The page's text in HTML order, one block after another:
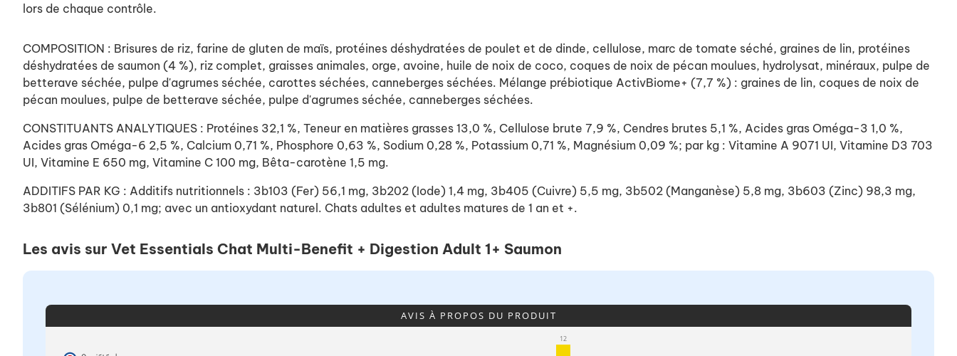
lors de chaque contrôle.
COMPOSITION : Brisures de riz, farine de gluten de maïs, protéines déshydratées de poulet et de dinde, cellulose, marc de tomate séché, graines de lin, protéines
déshydratées de saumon (4 %), riz complet, graisses animales, orge, avoine, huile de noix de coco, coques de noix de pécan moulues, hydrolysat, minéraux, pulpe de
betterave séchée, pulpe d'agrumes séchée, carottes séchées, canneberges séchées. Mélange prébiotique ActivBiome+ (7,7 %) : graines de lin, coques de noix de
pécan moulues, pulpe de betterave séchée, pulpe d'agrumes séchée, canneberges séchées.
CONSTITUANTS ANALYTIQUES : Protéines 32,1 %, Teneur en matières grasses 13,0 %, Cellulose brute 7,9 %, Cendres brutes 5,1 %, Acides gras Oméga-3 1,0 %,
Acides gras Oméga-6 2,5 %, Calcium 0,71 %, Phosphore 0,63 %, Sodium 0,28 %, Potassium 0,71 %, Magnésium 0,09 %; par kg : Vitamine A 9071 UI, Vitamine D3 703
UI, Vitamine E 650 mg, Vitamine C 100 mg, Bêta-carotène 1,5 mg.
ADDITIFS PAR KG : Additifs nutritionnels : 3b103 (Fer) 56,1 mg, 3b202 (Iode) 1,4 mg, 3b405 (Cuivre) 5,5 mg, 3b502 (Manganèse) 5,8 mg, 3b603 (Zinc) 98,3 mg,
3b801 (Sélénium) 0,1 mg; avec un antioxydant naturel. Chats adultes et adultes matures de 1 an et +.
Les avis sur Vet Essentials Chat Multi-Benefit + Digestion Adult 1+ Saumon
AVIS À PROPOS DU PRODUIT
12